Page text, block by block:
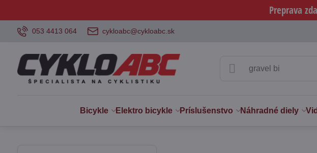
Preprava
053 4413 064 cykloabc@cykloabc.sk
Bicykle Elektro bicykle Príslušenstvo Náhradné diely